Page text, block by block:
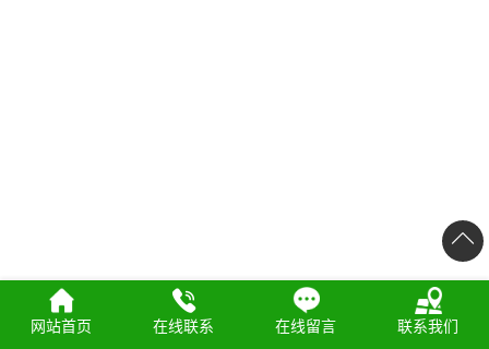
网站首页 在线联系 在线留言 联系我们